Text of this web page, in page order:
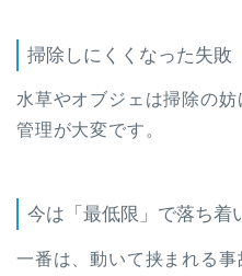
掃除しにくくなった失敗
水草やオブジェは掃除の
管理が大変です。
今は「最低限」で落ち着
一番は、動いて挟まれる事